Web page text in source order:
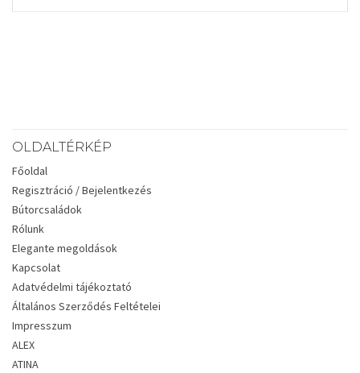
OLDALTÉRKÉP
Főoldal
Regisztráció / Bejelentkezés
Bútorcsaládok
Rólunk
Elegante megoldások
Kapcsolat
Adatvédelmi tájékoztató
Általános Szerződés Feltételei
Impresszum
ALEX
ATINA